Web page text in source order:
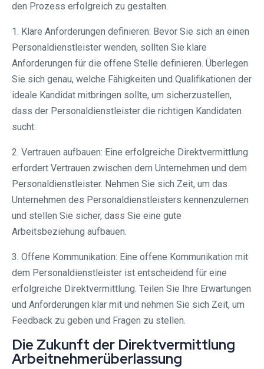
den Prozess erfolgreich zu gestalten.
1. Klare Anforderungen definieren: Bevor Sie sich an einen
Personaldienstleister wenden, sollten Sie klare
Anforderungen für die offene Stelle definieren. Überlegen
Sie sich genau, welche Fähigkeiten und Qualifikationen der
ideale Kandidat mitbringen sollte, um sicherzustellen,
dass der Personaldienstleister die richtigen Kandidaten
sucht.
2. Vertrauen aufbauen: Eine erfolgreiche Direktvermittlung
erfordert Vertrauen zwischen dem Unternehmen und dem
Personaldienstleister. Nehmen Sie sich Zeit, um das
Unternehmen des Personaldienstleisters kennenzulernen
und stellen Sie sicher, dass Sie eine gute
Arbeitsbeziehung aufbauen.
3. Offene Kommunikation: Eine offene Kommunikation mit
dem Personaldienstleister ist entscheidend für eine
erfolgreiche Direktvermittlung. Teilen Sie Ihre Erwartungen
und Anforderungen klar mit und nehmen Sie sich Zeit, um
Feedback zu geben und Fragen zu stellen.
Die Zukunft der Direktvermittlung
Arbeitnehmerüberlassung